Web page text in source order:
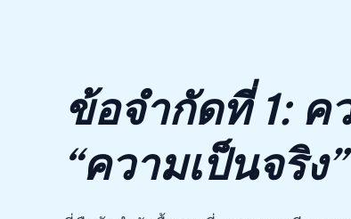
ข้อจำกัดที่ 1: ค
“ความเป็นจริง